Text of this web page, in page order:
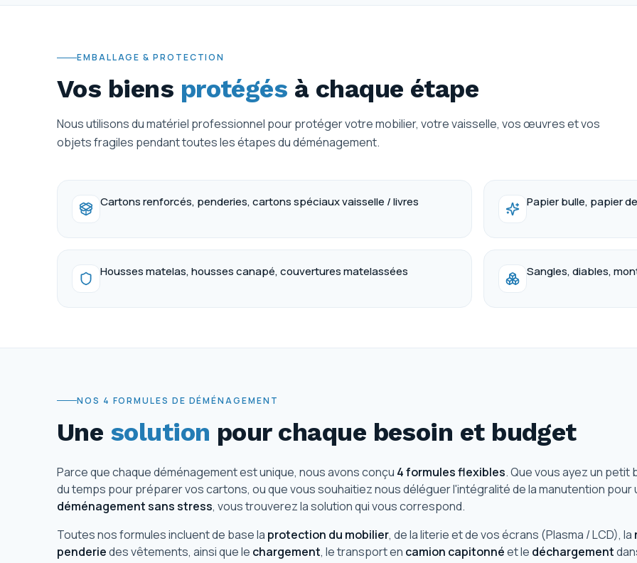
EMBALLAGE & PROTECTION
Vos biens protégés à chaque étape
Nous utilisons du matériel professionnel pour protéger votre mobilier, votre vaisselle, vos œuvres et vos
objets fragiles pendant toutes les étapes du déménagement.
Cartons renforcés, penderies, cartons spéciaux vaisselle / livres Papier bulle, papier
Housses matelas, housses canapé, couvertures matelassées Sangles, diables,
NOS 4 FORMULES DE DÉMÉNAGEMENT
Une solution pour chaque besoin et budget
Parce que chaque déménagement est unique, nous avons conçu 4 formules flexibles. Que vous ayez un petit
du temps pour préparer vos cartons, ou que vous souhaitiez nous déléguer l'intégralité de la manutention pour
déménagement sans stress, vous trouverez la solution qui vous correspond.
Toutes nos formules incluent de base la protection du mobilier, de la literie et de vos écrans (Plasma / LCD), la
penderiedes vêtements, ainsi que le chargement, le transport en camion capitonnéet le déchargement